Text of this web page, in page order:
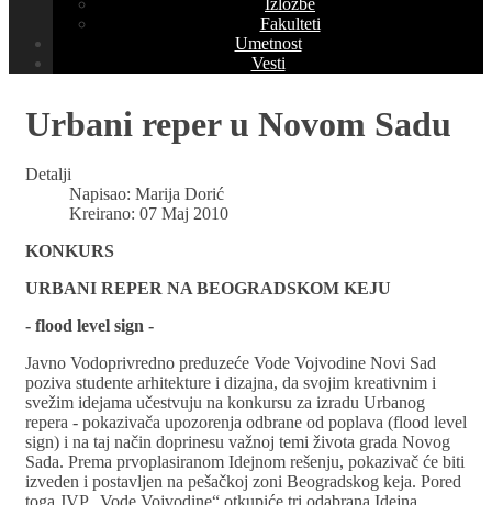
Fakulteti
Umetnost
Vesti
Urbani reper u Novom Sadu
Detalji
Napisao: Marija Dorić
Kreirano: 07 Maj 2010
KONKURS
URBANI REPER NA BEOGRADSKOM KEJU
- flood level sign -
Javno Vodoprivredno preduzeće Vode Vojvodine Novi Sad
poziva studente arhitekture i dizajna, da svojim kreativnim i
svežim idejama učestvuju na konkursu za izradu Urbanog
repera - pokazivača upozorenja odbrane od poplava (flood level
sign) i na taj način doprinesu važnoj temi života grada Novog
Sada. Prema prvoplasiranom Idejnom rešenju, pokazivač će biti
izveden i postavljen na pešačkoj zoni Beogradskog keja. Pored
toga JVP „Vode Vojvodine“ otkupiće tri odabrana Idejna